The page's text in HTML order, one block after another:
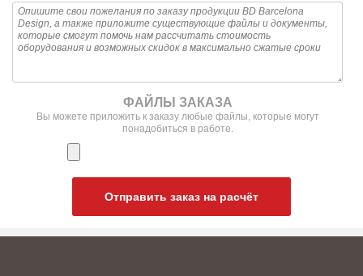
ФАЙЛЫ ЗАКАЗА
Вы можете приложить к заказу любые файлы, которые могут
понадобиться в работе.
Отправить заказ на расчёт